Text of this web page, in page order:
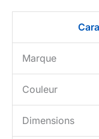
Marque
Couleur
Dimensions